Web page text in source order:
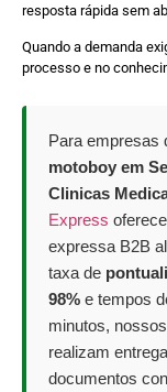
resposta rápida sem
Quando a demanda
processo e no
Para empresas
motoboy em
Clinicas
Express
expressa B2B
taxa de
98% e tempos
minutos,
realizam
documentos